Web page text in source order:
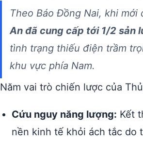
Theo Báo Đồng Nai, khi mới
An đã cung cấp tới 1/2 sản
tình trạng thiếu điện trầm
khu vực phía Nam.
Năm vai trò chiến lược của
Cứu nguy năng lượng: Kết
nền kinh tế khỏi ách tắc do